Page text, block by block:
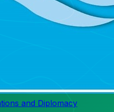
and Diplomacy